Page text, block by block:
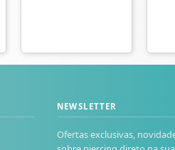
NEWSLETTER
Ofertas exclusivas,